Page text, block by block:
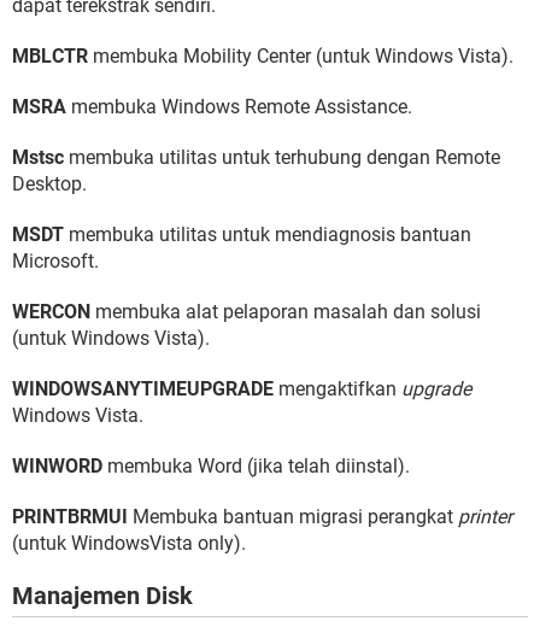
dapat terekstrak sendiri.
MBLCTR membuka Mobility Center (untuk Windows Vista).
MSRA membuka Windows Remote Assistance.
Mstsc membuka utilitas untuk terhubung dengan Remote
Desktop.
MSDT membuka utilitas untuk mendiagnosis bantuan
Microsoft.
WERCON membuka alat pelaporan masalah dan solusi
(untuk Windows Vista).
WINDOWSANYTIMEUPGRADE mengaktifkan upgrade
Windows Vista.
WINWORD membuka Word (jika telah diinstal).
PRINTBRMUI Membuka bantuan migrasi perangkat printer
(untuk WindowsVista only).
Manajemen Disk